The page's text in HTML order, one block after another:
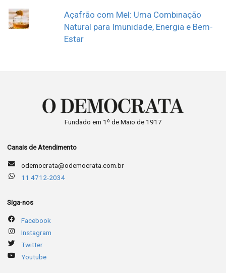
Açafrão com Mel: Uma Combinação
Natural para Imunidade, Energia e Bem-
Estar
Fundado em 1º de Maio de 1917
Canais de Atendimento
odemocrata@odemocrata.com.br
11 4712-2034
Siga-nos
Facebook
Instagram
Twitter
Youtube